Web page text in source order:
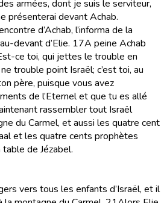
armées, dont je suis le serviteur,
présenterai devant Achab.
d’Achab, l’informa de la
devant d’Elie. 17A peine Achab
ce toi, qui jettes le trouble en
trouble point Israël; c’est toi, au
père, puisque vous avez
de l’Eternel et que tu es allé
rassembler tout Israël
du Carmel, et aussi les quatre cent
et les quatre cents prophètes
de Jézabel.
vers tous les enfants d’Israël, et il